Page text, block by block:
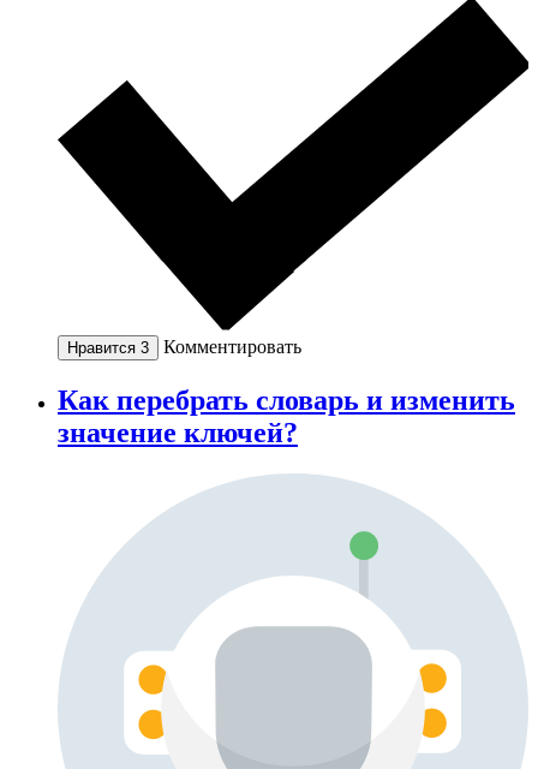
Нравится 3 Комментировать
Как перебрать словарь и изменить
значение ключей?